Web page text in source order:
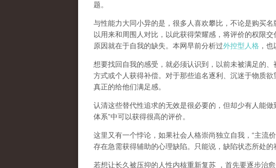
题。
与性能力大同小异的是，很多人喜欢攀比，不论是购买
以用来和周围人对比，以此获得荣耀感，将评价的权限
原因就在于自我的缺失。本网早前分析过外控型人格 ，也
想要找回自我的感受，就必须认识到，以前未被满足的
方式或个人获得补偿。对于那些追名逐利、沉迷于物质
真正的给他们满足感。
认清这些替代性追求的无效是很必要的，但却少有人能
体系”中可以获得很高的评价。
这里又有一个悖论，如果社会人格崇尚独立自我， “主流
存在急需获得辅助的心理缺陷。只能说， 缺陷状态所处的
若想让长久被压抑的人性内核重新复苏 ，首先要逐步治